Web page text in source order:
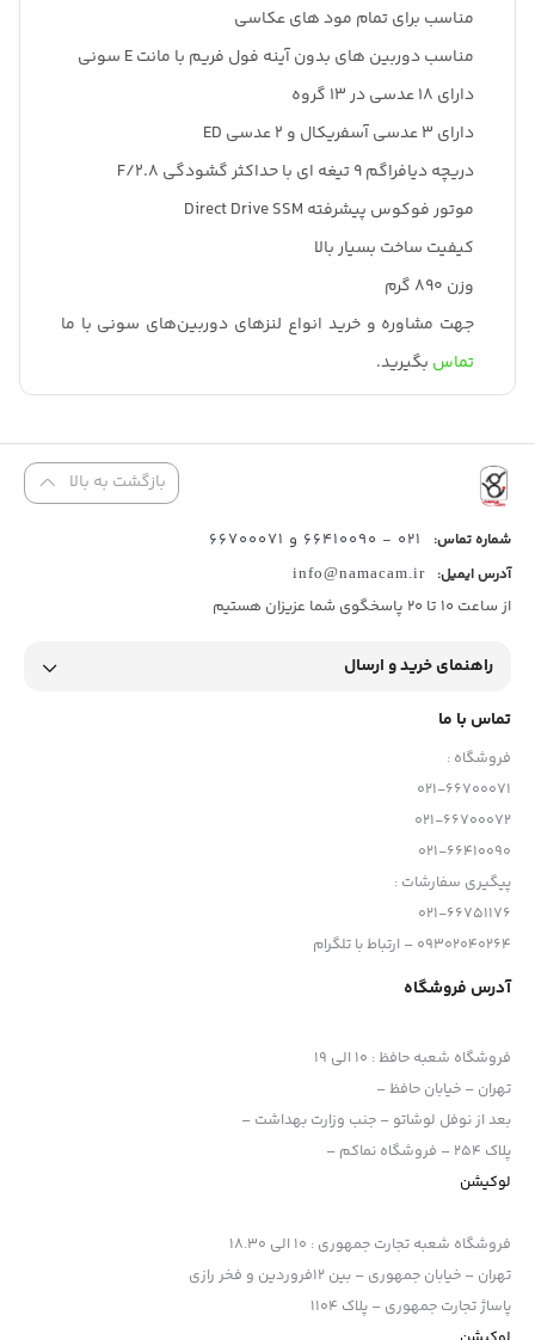
مناسب برای تمام مود های عکاسی
مناسب دوربین های بدون آینه فول فریم با مانت E سونی
دارای 18 عدسی در 13 گروه
دارای 3 عدسی آسفریکال و 2 عدسی ED
دریچه دیافراگم 9 تیغه ای با حداکثر گشودگی F/2.8
موتور فوکوس پیشرفته Direct Drive SSM
کیفیت ساخت بسیار بالا
وزن 890 گرم
جهت مشاوره و خرید انواع لنز‌های دوربین‌های سونی با ما
تماس بگیرید.
بازگشت به بالا
شماره تماس: 021 - 66410090 و 66700071
آدرس ایمیل: info@namacam.ir
از ساعت 10 تا 20 پاسخگوی شما عزیزان هستیم
راهنمای خرید و ارسال
تماس با ما
فروشگاه :
021-66700071
021-66700072
021-66410090
پیگیری سفارشات :
021-66751176
09302040264 – ارتباط با تلگرام
آدرس فروشگاه
فروشگاه شعبه حافظ: 10 الی 19
تهران – خیابان حافظ –
بعد از نوفل لوشاتو – جنب وزارت بهداشت –
پلاک 254 – فروشگاه نماکم –
لوکیشن
فروشگاه شعبه تجارت جمهوری : 10 الی 18.30
تهران – خیابان جمهوری – بین 12فروردین و فخر رازی
پاساژ تجارت جمهوری – پلاک 1104